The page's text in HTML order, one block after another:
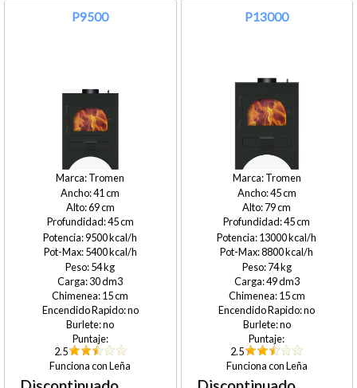
P9500
Tromen
41
69
45
9500
5400
54
30
15
no
no
2.5
Leña
P13000
Tromen
45
79
45
13000
8800
74
49
15
no
no
2.5
Leña